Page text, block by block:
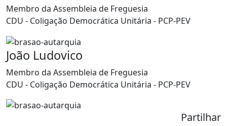
Membro da Assembleia de Freguesia
CDU - Coligação Democrática Unitária - PCP-PEV
João Ludovico
Membro da Assembleia de Freguesia
CDU - Coligação Democrática Unitária - PCP-PEV
Partilhar